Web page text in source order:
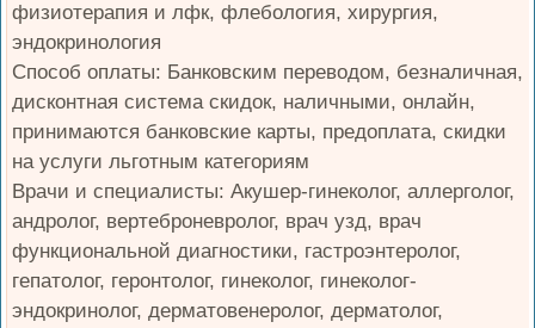
физиотерапия и лфк, флебология, хирургия,
эндокринология
Способ оплаты: Банковским переводом, безналичная,
дисконтная система скидок, наличными, онлайн,
принимаются банковские карты, предоплата, скидки
на услуги льготным категориям
Врачи и специалисты: Акушер-гинеколог, аллерголог,
андролог, вертеброневролог, врач узд, врач
функциональной диагностики, гастроэнтеролог,
гепатолог, геронтолог, гинеколог, гинеколог-
эндокринолог, дерматовенеролог, дерматолог,